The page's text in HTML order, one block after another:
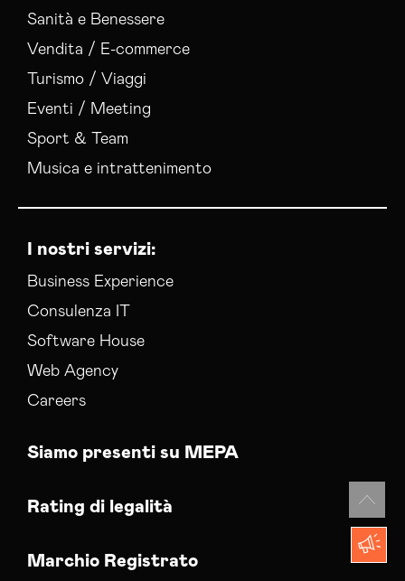
Sanità e Benessere
Vendita / E-commerce
Turismo / Viaggi
Eventi / Meeting
Sport & Team
Musica e intrattenimento
I nostri servizi:
Business Experience
Consulenza IT
Software House
Web Agency
Careers
Siamo presenti su MEPA
Rating di legalità
Marchio Registrato